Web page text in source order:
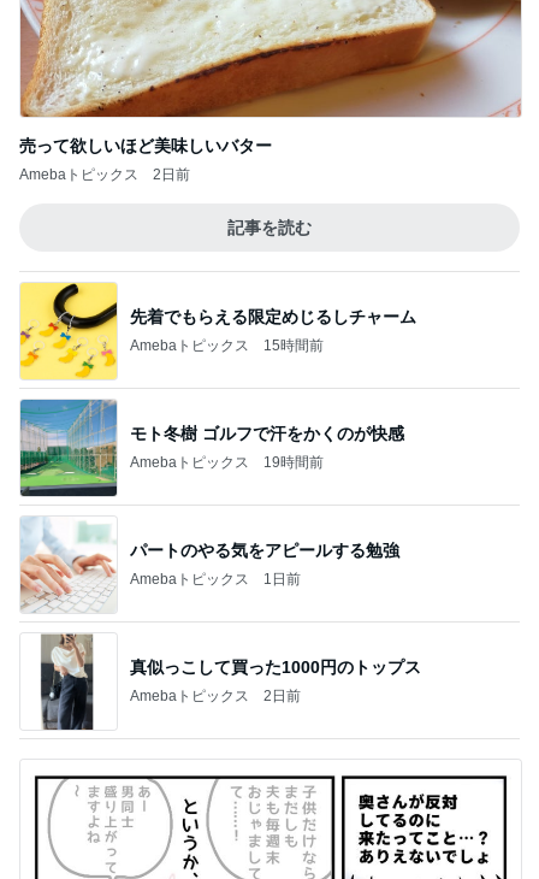
売って欲しいほど美味しいバター
Amebaトピックス 2日前
記事を読む
先着でもらえる限定めじるしチャーム
Amebaトピックス 15時間前
モト冬樹 ゴルフで汗をかくのが快感
Amebaトピックス 19時間前
パートのやる気をアピールする勉強
Amebaトピックス 1日前
真似っこして買った1000円のトップス
Amebaトピックス 2日前